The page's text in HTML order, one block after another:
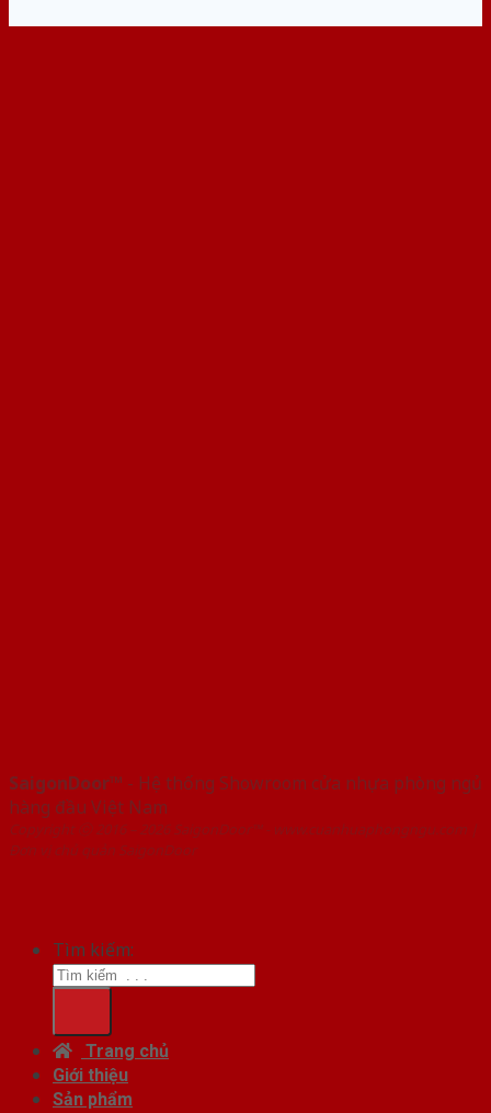
SaigonDoor™ - Hệ thống Showroom cửa nhựa phòng ngủ
hàng đầu Việt Nam
Copyright ⓒ 2016 – 2026 SaigonDoor™ - www.cuanhuaphongngu.com |
Đơn vị chủ quản SaigonDoor
Tìm kiếm:
Trang chủ
Giới thiệu
Sản phẩm